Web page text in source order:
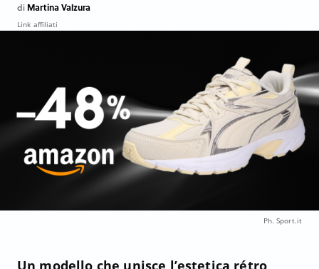
di Martina Valzura
Link affiliati
Ph. Sport.it